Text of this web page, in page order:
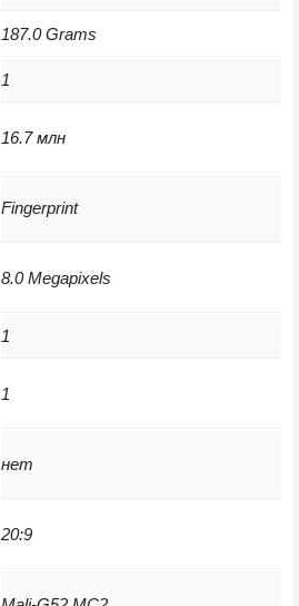
187.0 Grams
1
16.7 млн
Fingerprint
8.0 Megapixels
1
1
нет
20:9